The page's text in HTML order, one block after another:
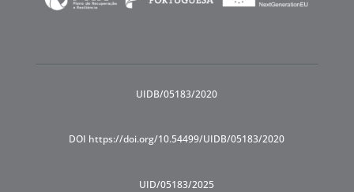
UIDB/05183/2020
DOI https://doi.org/10.54499/UIDB/05183/2020
UID/05183/2025